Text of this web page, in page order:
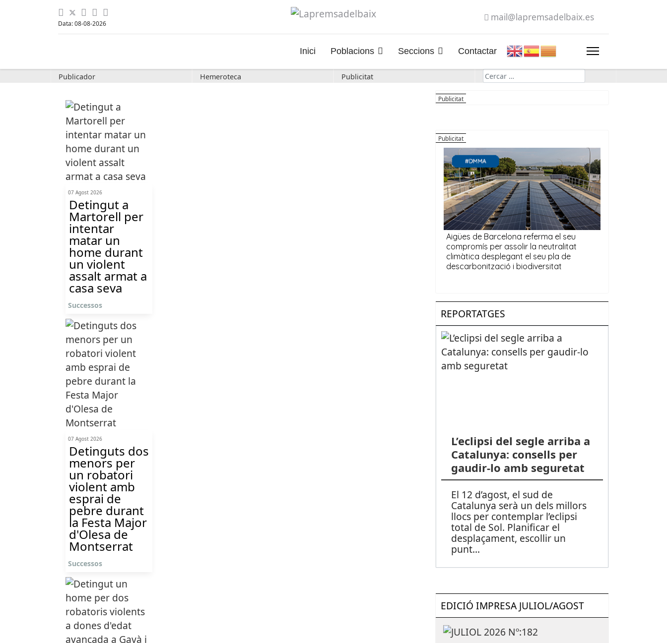
Data: 08-08-2026
mail@lapremsadelbaix.es
Inici Poblacions Seccions Contactar
Publicador Hemeroteca Publicitat Cerca
07 Agost 2026
Detingut a
Martorell per
intentar
matar un
home durant
un violent
assalt armat a
casa seva
Successos
07 Agost 2026
Detinguts dos
menors per
un robatori
violent amb
esprai de
pebre durant
la Festa Major
d'Olesa de
Montserrat
Successos
REPORTATGES
L’eclipsi del segle arriba a
Catalunya: consells per
gaudir-lo amb seguretat
El 12 d’agost, el sud de
Catalunya serà un dels millors
llocs per contemplar l’eclipsi
total de Sol. Planificar el
desplaçament, escollir un
punt...
EDICIÓ IMPRESA JULIOL/AGOST